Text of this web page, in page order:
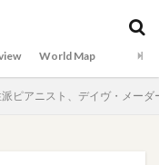
World Map
ピアニスト、デイヴ・メー